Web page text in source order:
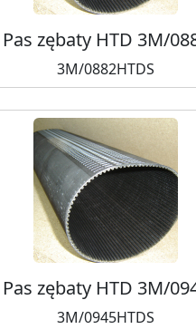
Pas zębaty HTD 3M/
3M/0882HTDS
Pas zębaty HTD 3M/
3M/0945HTDS